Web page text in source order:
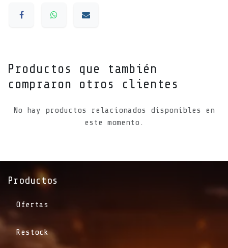
Productos que también
compraron otros clientes
No hay productos relacionados disponibles en
este momento.
Productos
Ofertas
Restock